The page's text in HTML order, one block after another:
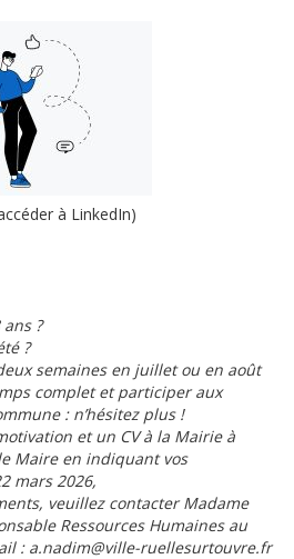
à LinkedIn)
?
?
semaines en juillet ou en août
complet et participer aux
: n’hésitez plus !
et un CV à la Mairie à
Maire en indiquant vos
mars 2026,
veuillez contacter Madame
Ressources Humaines au
: a.nadim@ville-ruellesurtouvre.fr